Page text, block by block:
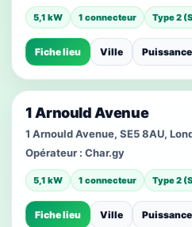
5,1 kW 1 connecteur Type 2
Fiche lieu Ville Puissance
1 Arnould Avenue
1 Arnould Avenue, SE5 8AU,
Opérateur : Char.gy
5,1 kW 1 connecteur Type 2
Fiche lieu Ville Puissance